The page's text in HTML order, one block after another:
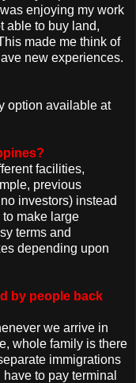
enjoying my work
able to buy land,
made me think of
new experiences.
option available at
facilities,
previous
investors) instead
make large
terms and
depending upon
by people back
we arrive in
whole family is there
immigrations
to pay terminal